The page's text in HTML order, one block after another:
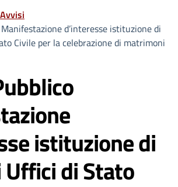
Avvisi
d’interesse istituzione di
Civile per la celebrazione di matrimoni
istituzione di
di Stato